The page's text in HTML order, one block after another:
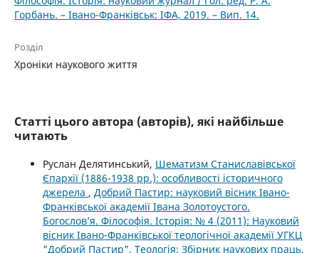
Горбань. – Івано-Франківськ: ІФА, 2019. – Вип. 14.
Розділ
Хроніки наукового життя
Статті цього автора (авторів), які найбільше
читають
Руслан Делятинський, Шематизм Станиславівської
Єпархії (1886-1938 рр.): особливості історичного
джерела , Добрий Пастир: науковий вісник Івано-
Франківської академії Івана Золотоустого.
Богослов’я. Філософія. Історія: № 4 (2011): Науковий
вісник Івано-Франківської теологічної академії УГКЦ
"Добрий Пастир". Теологія: Збірник наукових праць.